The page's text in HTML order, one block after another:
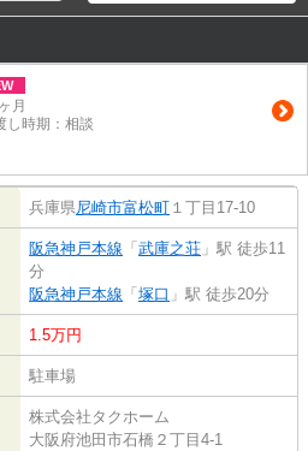
月
し時期：相談
兵庫県尼崎市富松町 １丁目17-10
阪急神戸本線 「 武庫之荘 」駅 徒歩11
分
阪急神戸本線 「 塚口 」駅 徒歩20分
1.5万円
駐車場
株式会社タクホーム
大阪府池田市石橋２丁目4-1